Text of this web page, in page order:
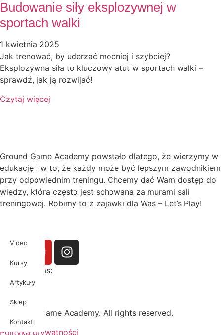
Budowanie siły eksplozywnej w
sportach walki
1 kwietnia 2025
Jak trenować, by uderzać mocniej i szybciej?
Eksplozywna siła to kluczowy atut w sportach walki –
sprawdź, jak ją rozwijać!
Czytaj więcej
Ground Game Academy powstało dlatego, że wierzymy w
edukację i w to, że każdy może być lepszym zawodnikiem
przy odpowiednim treningu. Chcemy dać Wam dostęp do
wiedzy, która często jest schowana za murami sali
treningowej. Robimy to z zajawki dla Was – Let’s Play!
Video
Kursy
Artykuły
Sklep
Kontakt
Obserwuj nas:
© Ground Game Academy. All rights reserved.
Polityka prywatności